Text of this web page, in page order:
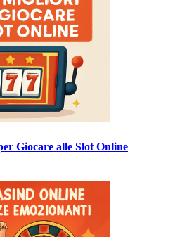
Giocare alle Slot Online